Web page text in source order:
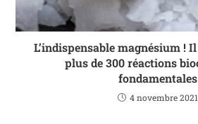
L’indispensable magnésium !
plus de 300 réactions
fondamentales
4 novembre 2021